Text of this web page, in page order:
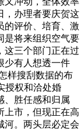
，办理者要庆贺这
的评价、培育、激
是将来组织空气要
这三个部门正在过
少有人想透一件
样搜刮数据的布
授权和洽处婚
、胜任感和归属
上市，但现正在高
河。两头层必定会